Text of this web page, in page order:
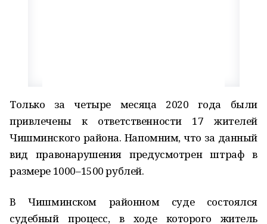
Только за четыре месяца 2020 года были
привлечены к ответственности 17 жителей
Чишминского района. Напомним, что за данный
вид правонарушения предусмотрен штраф в
размере 1000–1500 рублей.
В Чишминском районном суде состоялся
судебный процесс, в ходе которого житель